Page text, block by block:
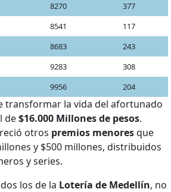
8270
377
8541
117
8683
243
9283
308
9956 204
transformar la vida del afortunado
de$16.000 Millones de pesos.
otros premios menoresque
y $500 millones, distribuidos
y series.
los de la Lotería de Medellín, no